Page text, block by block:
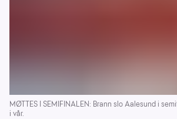
MØTTES I SEMIFINALEN: Brann slo Aalesund i
i vår.